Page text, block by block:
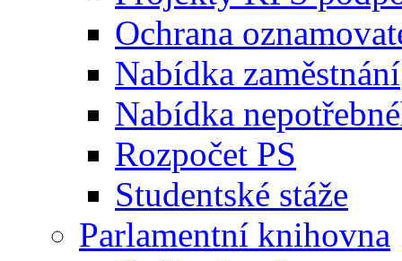
Ochrana
Nabídka zaměstnání
Nabídka
Rozpočet PS
Studentské stáže
Parlamentní knihovna